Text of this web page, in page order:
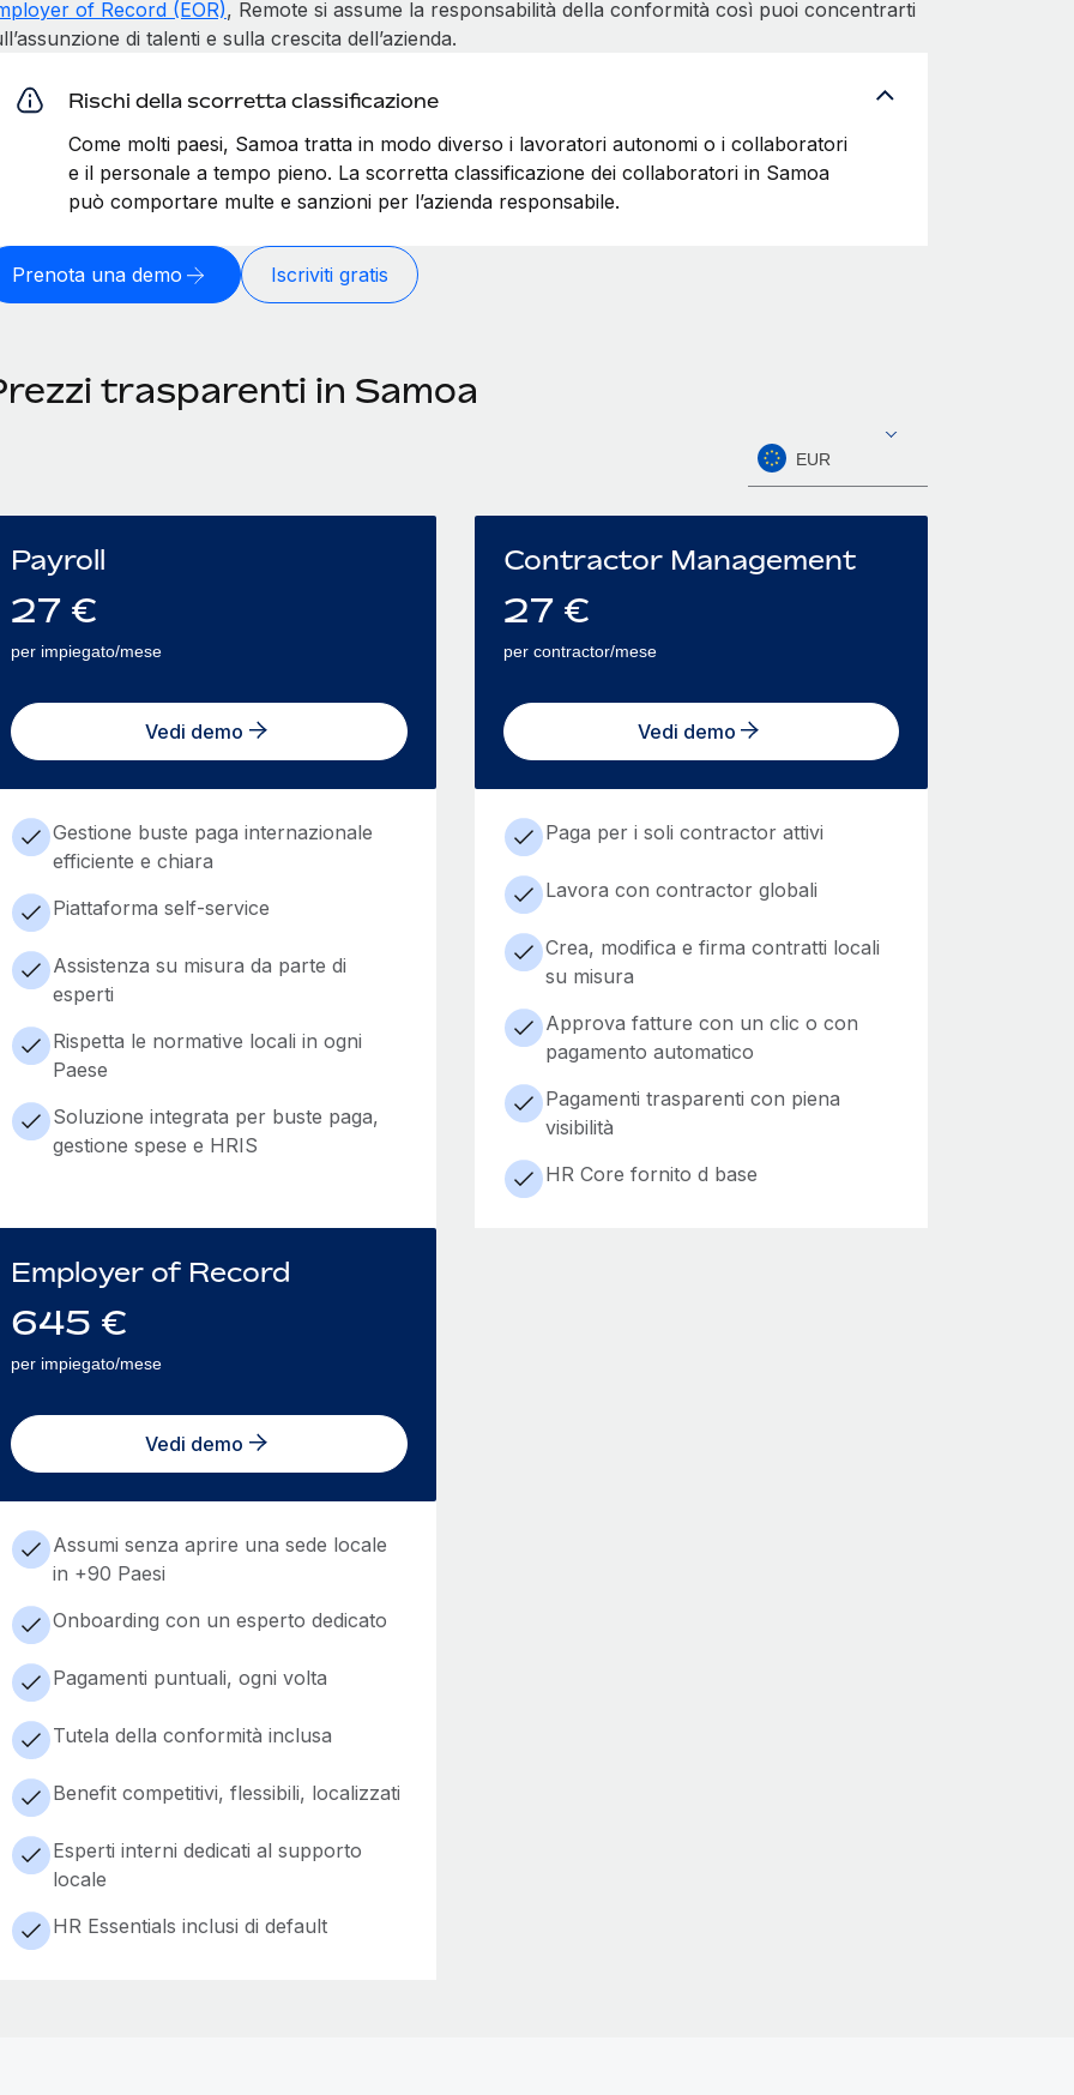
of Record (EOR), Remote si assume la responsabilità della conformità così puoi concentrarti
di talenti e sulla crescita dell’azienda.
Rischi della scorretta classificazione
Come molti paesi, Samoa tratta in modo diverso i lavoratori autonomi o i collaboratori
e il personale a tempo pieno. La scorretta classificazione dei collaboratori in Samoa
può comportare multe e sanzioni per l’azienda responsabile.
Prenota una demo Iscriviti gratis
trasparenti in Samoa
EUR
Payroll
27 €
per impiegato/mese
Vedi demo
Gestione buste paga internazionale
efficiente e chiara
Piattaforma self-service
Assistenza su misura da parte di
esperti
Rispetta le normative locali in ogni
Paese
Soluzione integrata per buste paga,
gestione spese e HRIS
Contractor Management
27 €
per contractor/mese
Vedi demo
Paga per i soli contractor attivi
Lavora con contractor globali
Crea, modifica e firma contratti locali
su misura
Approva fatture con un clic o con
pagamento automatico
Pagamenti trasparenti con piena
visibilità
HR Core fornito d base
Employer of Record
645 €
per impiegato/mese
Vedi demo
Assumi senza aprire una sede locale
in +90 Paesi
Onboarding con un esperto dedicato
Pagamenti puntuali, ogni volta
Tutela della conformità inclusa
Benefit competitivi, flessibili, localizzati
Esperti interni dedicati al supporto
locale
HR Essentials inclusi di default